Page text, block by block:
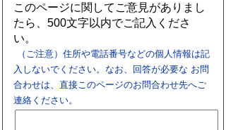
このページに関してご意見がありまし
たら、500文字以内でご記入くださ
い。
（ご注意）住所や電話番号などの個人情報は記
入しないでください。なお、回答が必要な お問
合わせは、直接このページのお問合わせ先へご
連絡ください。